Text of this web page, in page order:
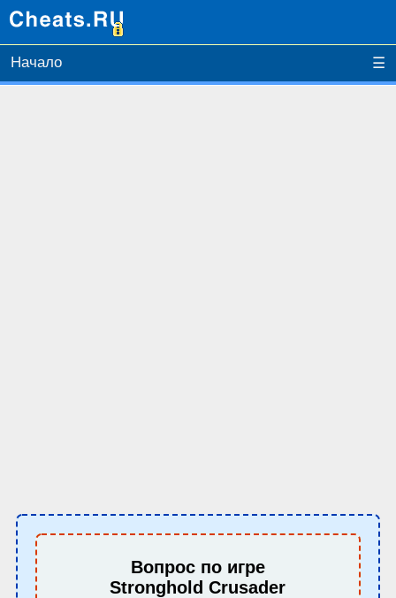
Начало ☰
Вопрос по игре
Stronghold Crusader